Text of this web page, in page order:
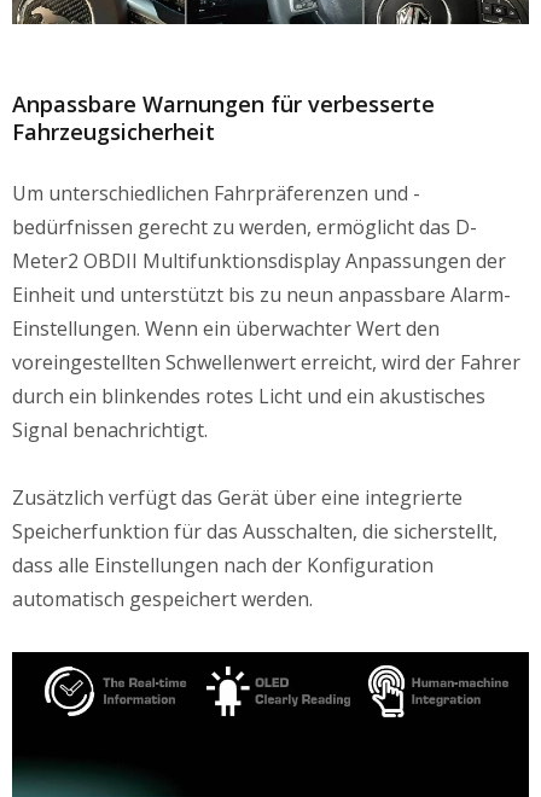
Anpassbare Warnungen für verbesserte
Fahrzeugsicherheit
Um unterschiedlichen Fahrpräferenzen und -
bedürfnissen gerecht zu werden, ermöglicht das D-
Meter2 OBDII Multifunktionsdisplay Anpassungen der
Einheit und unterstützt bis zu neun anpassbare Alarm-
Einstellungen. Wenn ein überwachter Wert den
voreingestellten Schwellenwert erreicht, wird der Fahrer
durch ein blinkendes rotes Licht und ein akustisches
Signal benachrichtigt.
Zusätzlich verfügt das Gerät über eine integrierte
Speicherfunktion für das Ausschalten, die sicherstellt,
dass alle Einstellungen nach der Konfiguration
automatisch gespeichert werden.